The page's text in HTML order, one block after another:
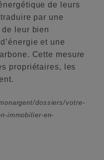
de leurs
par une
leur bien
et une
Cette mesure
propriétaires, les
dossiers/votre-
immobilier-en-